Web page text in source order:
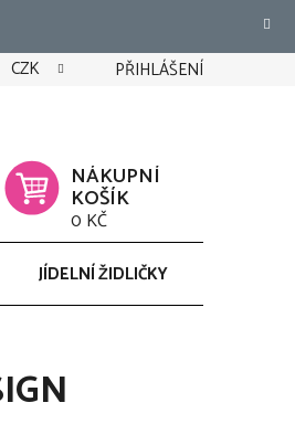
CZK PŘIHLÁŠENÍ
NÁKUPNÍ
KOŠÍK
0 KČ
JÍDELNÍ ŽIDLIČKY